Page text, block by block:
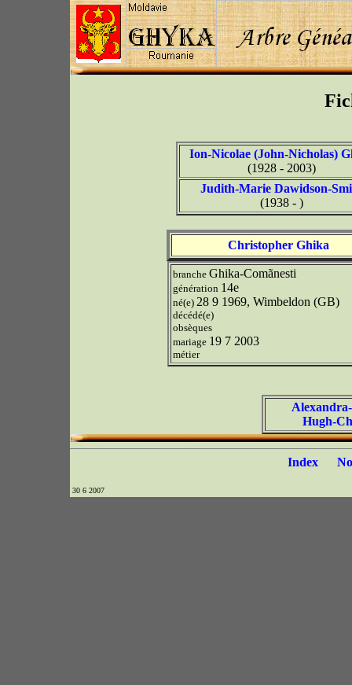
Ion-Nicolae (John-Nicholas)
(1928 - 2003)
Judith-Marie Dawidson-
(1938 - )
Christopher Ghika
branche Ghika-Comãnesti
génération 14e
né(e) 28 9 1969, Wimbeldon (GB)
décédé(e)
obsèques
mariage 19 7 2003
métier
Hugh-
Index
30 6 2007